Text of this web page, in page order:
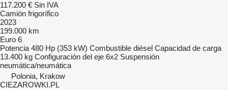
117.200 € Sin IVA
Camión frigorífico
2023
199.000 km
Euro 6
Potencia 480 Hp (353 kW) Combustible diésel Capacidad de carga
13.400 kg Configuración del eje 6x2 Suspensión
neumática/neumática
Polonia, Krakow
CIEZAROWKI.PL